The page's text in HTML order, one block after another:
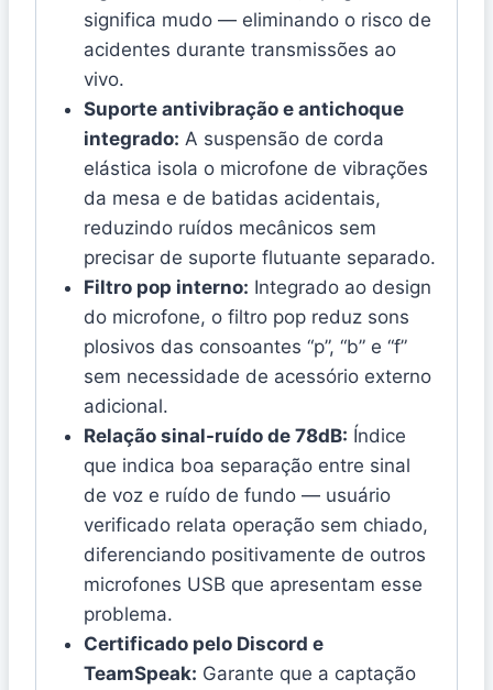
significa mudo — eliminando o risco de
acidentes durante transmissões ao
vivo.
Suporte antivibração e antichoque
integrado: A suspensão de corda
elástica isola o microfone de vibrações
da mesa e de batidas acidentais,
reduzindo ruídos mecânicos sem
precisar de suporte flutuante separado.
Filtro pop interno: Integrado ao design
do microfone, o filtro pop reduz sons
plosivos das consoantes “p”, “b” e “f”
sem necessidade de acessório externo
adicional.
Relação sinal-ruído de 78dB: Índice
que indica boa separação entre sinal
de voz e ruído de fundo — usuário
verificado relata operação sem chiado,
diferenciando positivamente de outros
microfones USB que apresentam esse
problema.
Certificado pelo Discord e
TeamSpeak: Garante que a captação